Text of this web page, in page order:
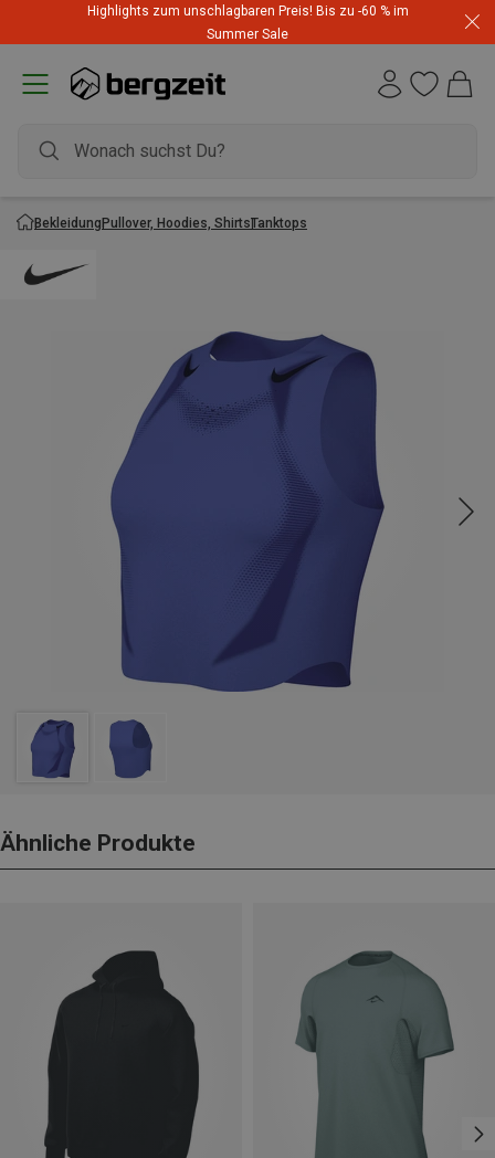
Highlights zum unschlagbaren Preis! Bis zu -60 % im
Summer Sale
BekleidungPullover, Hoodies, ShirtsTanktops
Ähnliche Produkte